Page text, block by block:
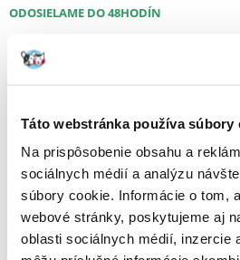
Táto webstránka používa súbory
Na prispôsobenie obsahu a
sociálnych médií a analýzu
súbory cookie. Informácie o tom,
webové stránky, poskytujeme aj
oblasti sociálnych médií, inzercie
ODOSIELAME DO 48HODÍN
Fotky našich zákazníkov
Arion Fresh Senior Light pre staršie
Zloženie:Obilniny (vrátane 14 %
výrobky živočíšneho pôvodu (vrátane 4 %
výrobky rastlinného pôvodu (vrátane
harmančeka, feniklu), oleje a tuky,
látky, kvasnice, L-karnitín, glukozamín,